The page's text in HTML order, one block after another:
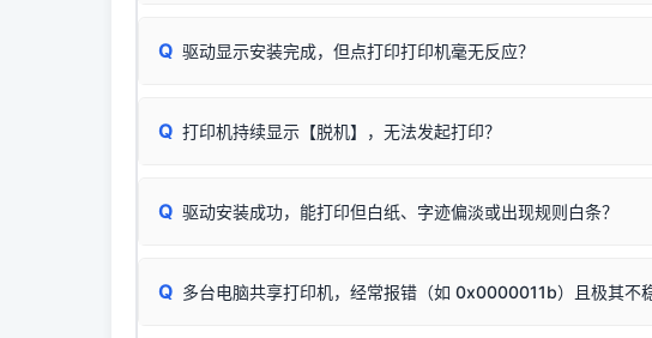
尝试更换一条带双磁环屏蔽的优质打印线，劣质或老化的线材是
这是打印机行业普遍采用的**官方命名规则**。因为品牌商在生
为了提高开发和维护效率，官方只会为该系列发布**一套通用的
📌 行业常见典型例子（它们共用同一个官方驱动包）：
：HP Smart Tank 511、515、516、518等属于同系列，官
Q 驱动显示安装完成，但点打印打印机毫无反应？
观察打印机指示灯： 🟢 绿灯常亮 通常代表机器处于正常待机
进行简易复印测试（限一体机）：掀开扫描仪盖板，原稿朝下
❌ 复印无反应/打印白纸 = 打印机本身存在硬件故障。重装驱动
Q 打印机持续显示【脱机】，无法发起打印？
进入系统打印队列，点击顶部「打印机」菜单，检查并取消勾
完整图文修复指导：打印机显示脱机一键修复教程
Q 驱动安装成功，能打印但白纸、字迹偏淡或出现规则白条？
机身自检或复印同样不正常：激光机可能碳粉耗尽、硒鼓寿命
Q 多台电脑共享打印机，经常报错（如 0x0000011b）且极其不